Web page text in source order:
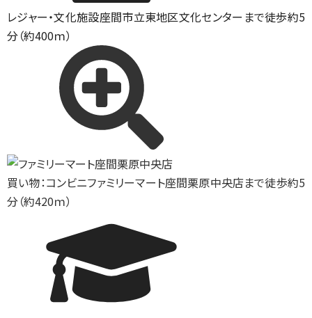
レジャー・文化施設座間市立東地区文化センターまで徒歩約5
分（約400ｍ）
買い物：コンビニファミリーマート座間栗原中央店まで徒歩約5
分（約420ｍ）